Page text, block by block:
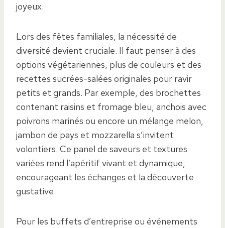
joyeux.
Lors des fêtes familiales, la nécessité de
diversité devient cruciale. Il faut penser à des
options végétariennes, plus de couleurs et des
recettes sucrées-salées originales pour ravir
petits et grands. Par exemple, des brochettes
contenant raisins et fromage bleu, anchois avec
poivrons marinés ou encore un mélange melon,
jambon de pays et mozzarella s’invitent
volontiers. Ce panel de saveurs et textures
variées rend l’apéritif vivant et dynamique,
encourageant les échanges et la découverte
gustative.
Pour les buffets d’entreprise ou événements